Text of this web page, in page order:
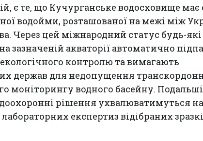
є те, що Кучурганське водосховище має
водойми, розташованої на межі між
Через цей міжнародний статус будь-які
зазначеній акваторії автоматично
контролю та вимагають
держав для недопущення
моніторингу водного басейну. Подальші
рішення ухвалюватимуться
експертиз відібраних